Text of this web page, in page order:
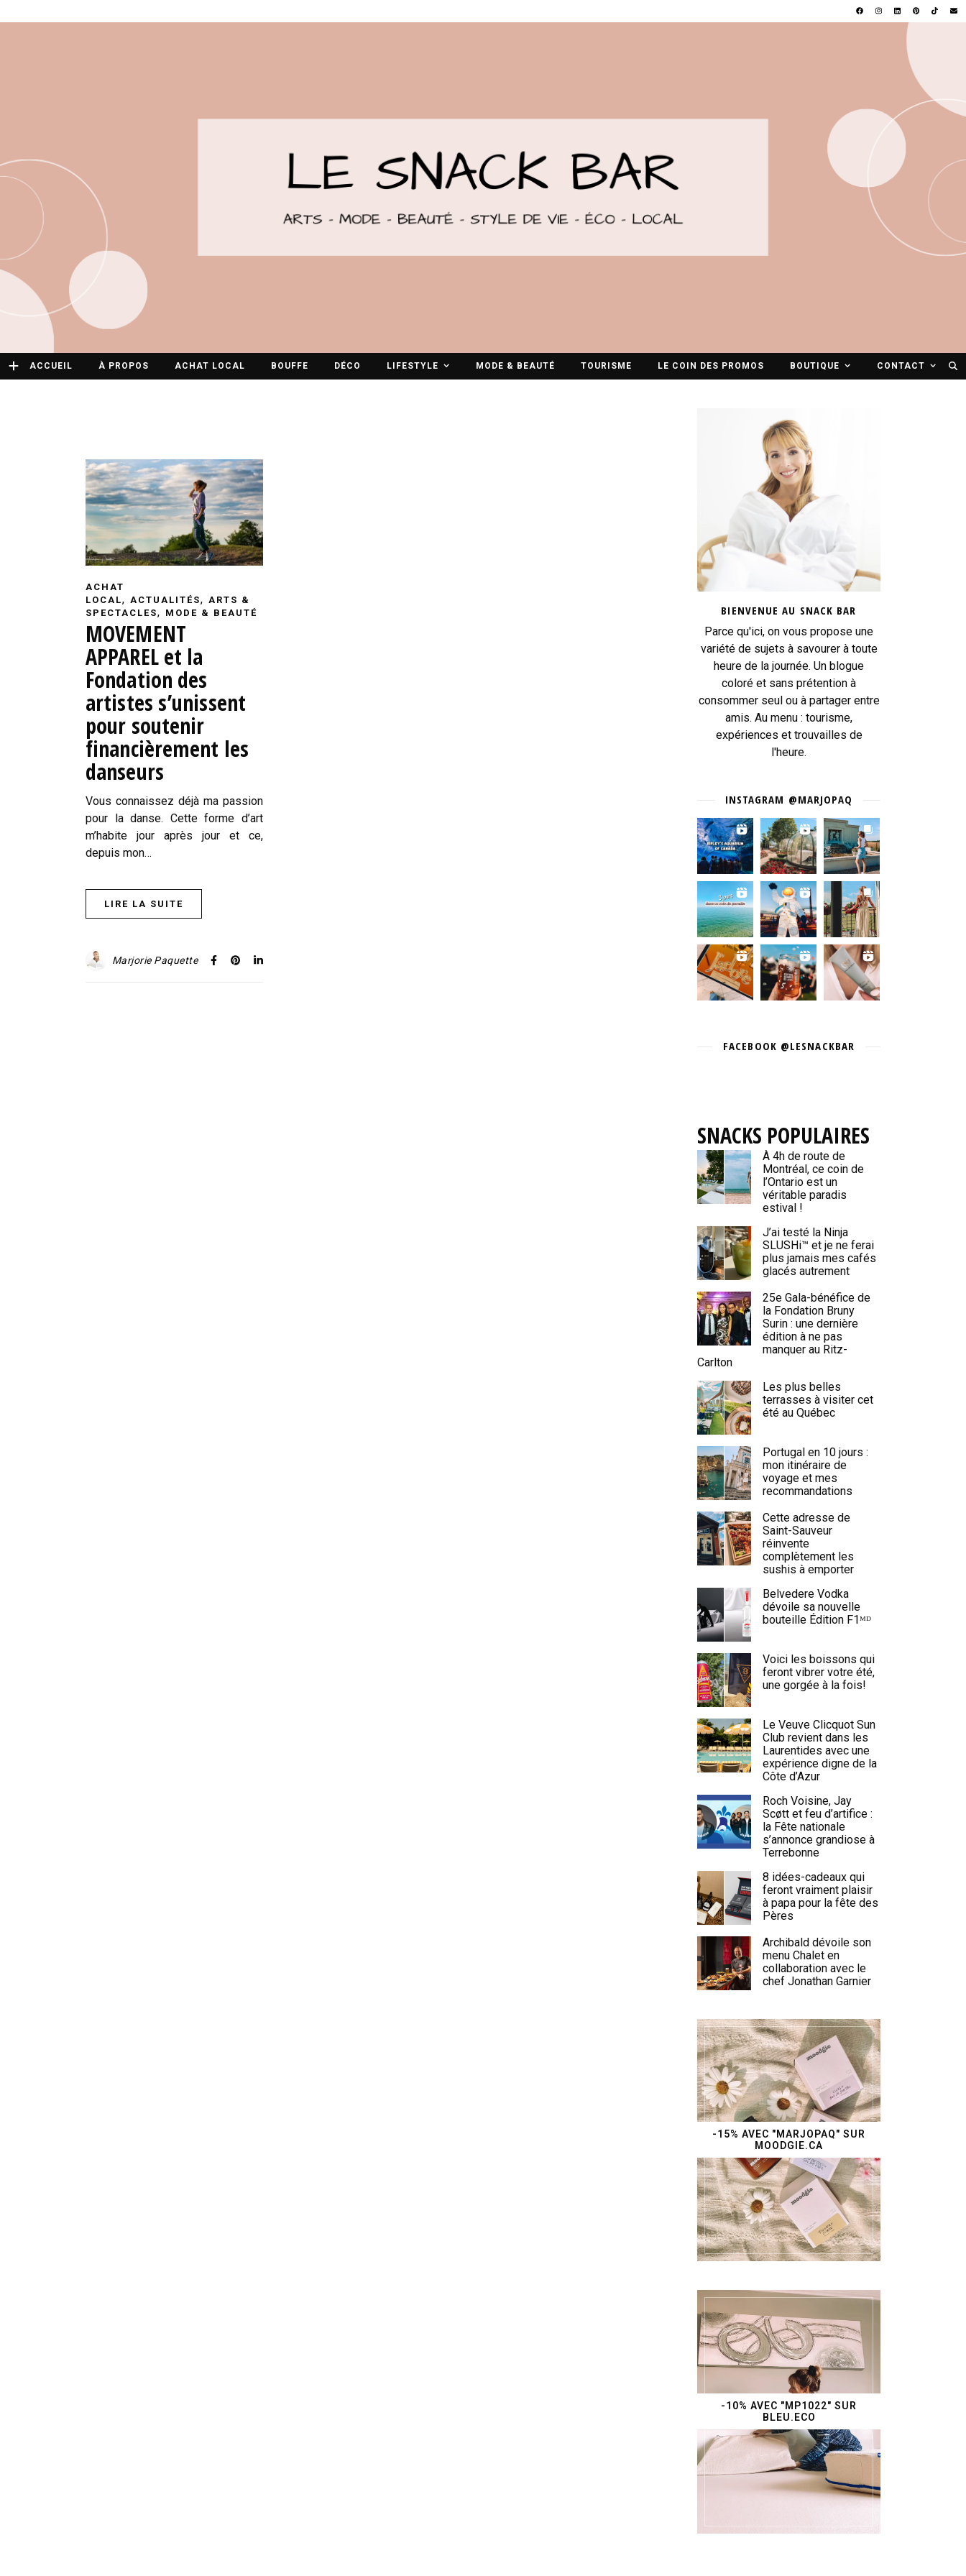
ACCUEIL À PROPOS ACHAT LOCAL BOUFFE DÉCO LIFESTYLE MODE & BEAUTÉ TOURISME LE COIN DES PROMOS BOUTIQUE CONTACT
ACHAT
LOCAL, ACTUALITÉS, ARTS &
SPECTACLES, MODE & BEAUTÉ
MOVEMENT
APPAREL et la
Fondation des
artistes s’unissent
pour soutenir
financièrement les
danseurs
Vous connaissez déjà ma passion
pour la danse. Cette forme d’art
m’habite jour après jour et ce,
depuis mon…
LIRE LA SUITE
Marjorie Paquette
BIENVENUE AU SNACK BAR
Parce qu'ici, on vous propose une
variété de sujets à savourer à toute
heure de la journée. Un blogue
coloré et sans prétention à
consommer seul ou à partager entre
amis. Au menu : tourisme,
expériences et trouvailles de
l'heure.
INSTAGRAM @MARJOPAQ
FACEBOOK @LESNACKBAR
SNACKS POPULAIRES
À 4h de route de
Montréal, ce coin de
l’Ontario est un
véritable paradis
estival !
J’ai testé la Ninja
SLUSHi™ et je ne ferai
plus jamais mes cafés
glacés autrement
25e Gala-bénéfice de
la Fondation Bruny
Surin : une dernière
édition à ne pas
manquer au Ritz-
Carlton
Les plus belles
terrasses à visiter cet
été au Québec
Portugal en 10 jours :
mon itinéraire de
voyage et mes
recommandations
Cette adresse de
Saint-Sauveur
réinvente
complètement les
sushis à emporter
Belvedere Vodka
dévoile sa nouvelle
bouteille Édition F1ᴹᴰ
Voici les boissons qui
feront vibrer votre été,
une gorgée à la fois!
Le Veuve Clicquot Sun
Club revient dans les
Laurentides avec une
expérience digne de la
Côte d’Azur
Roch Voisine, Jay
Scøtt et feu d’artifice :
la Fête nationale
s’annonce grandiose à
Terrebonne
8 idées-cadeaux qui
feront vraiment plaisir
à papa pour la fête des
Pères
Archibald dévoile son
menu Chalet en
collaboration avec le
chef Jonathan Garnier
-15% AVEC "MARJOPAQ" SUR
MOODGIE.CA
-10% AVEC "MP1022" SUR
BLEU.ECO